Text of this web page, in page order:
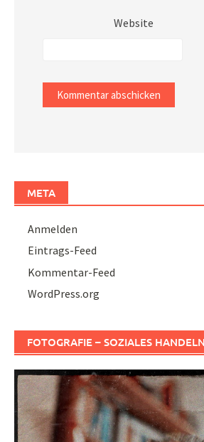
Website
META
Anmelden
Eintrags-Feed
Kommentar-Feed
WordPress.org
FOTOGRAFIE – SOZIALES HANDELN